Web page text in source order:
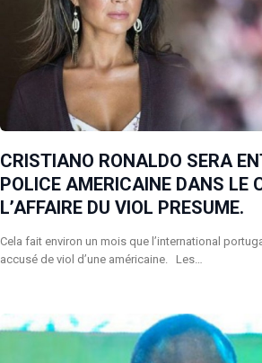
CRISTIANO RONALDO SERA
POLICE AMERICAINE DANS LE
L’AFFAIRE DU VIOL PRESUME.
Cela fait environ un mois que l’international
accusé de viol d’une américaine. Les…